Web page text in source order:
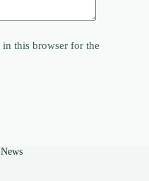
in this browser for the